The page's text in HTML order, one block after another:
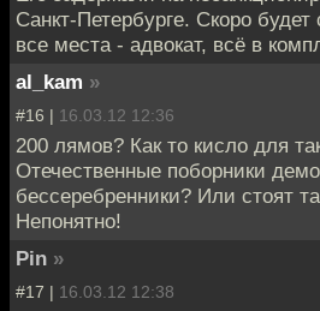
Санкт-Петербурге. Скоро
все места - адвокат, всё в
al_kam »
#16 | 16.03.12 12:36
200 лямов? Как то кисло для
Отечественные поборники
бессеребренники? Или стоят
Непонятно!
Pin »
#17 | 16.03.12 12:38